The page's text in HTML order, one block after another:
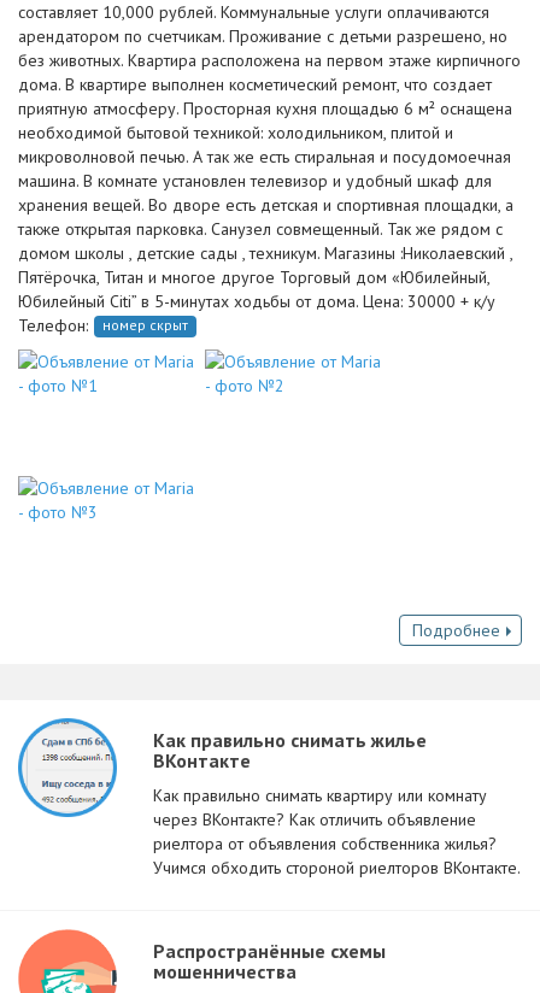
составляет 10,000 рублей. Коммунальные услуги оплачиваются
арендатором по счетчикам. Проживание с детьми разрешено, но
без животных. Квартира расположена на первом этаже кирпичного
дома. В квартире выполнен косметический ремонт, что создает
приятную атмосферу. Просторная кухня площадью 6 м² оснащена
необходимой бытовой техникой: холодильником, плитой и
микроволновой печью. А так же есть стиральная и посудомоечная
машина. В комнате установлен телевизор и удобный шкаф для
хранения вещей. Во дворе есть детская и спортивная площадки, а
также открытая парковка. Санузел совмещенный. Так же рядом с
домом школы , детские сады , техникум. Магазины :Николаевский ,
Пятёрочка, Титан и многое другое Торговый дом «Юбилейный,
Юбилейный Citi” в 5-минутах ходьбы от дома. Цена: 30000 + к/у
Телефон:
номер скрыт
Подробнее
Как правильно снимать жилье
ВКонтакте
Как правильно снимать квартиру или комнату
через ВКонтакте? Как отличить объявление
риелтора от объявления собственника жилья?
Учимся обходить стороной риелторов ВКонтакте.
Распространённые схемы
мошенничества